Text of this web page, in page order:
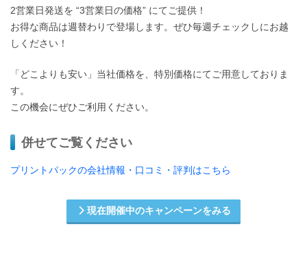
2営業日発送を “3営業日の価格” にてご提供！
お得な商品は週替わりで登場します。ぜひ毎週チェックしにお越
しください！
「どこよりも安い」当社価格を、特別価格にてご用意しておりま
す。
この機会にぜひご利用ください。
併せてご覧ください
プリントパックの会社情報・口コミ・評判はこちら
現在開催中のキャンペーンをみる